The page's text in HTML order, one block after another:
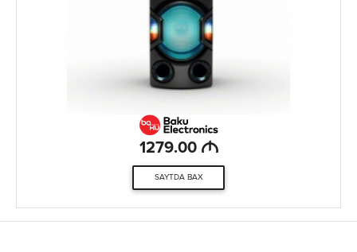
1279.00 M
SAYTDA BAX